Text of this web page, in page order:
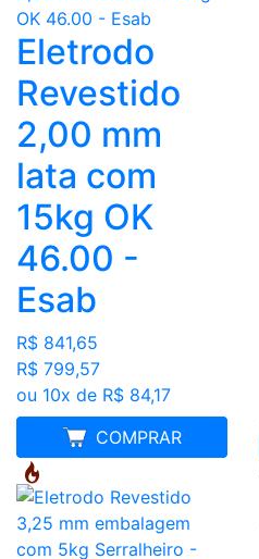
Eletrodo
Revestido
2,00 mm
lata com
15kg OK
46.00 -
Esab
R$ 841,65
R$ 799,57
ou 10x de R$ 84,17
COMPRAR
FRETE GRÁTIS